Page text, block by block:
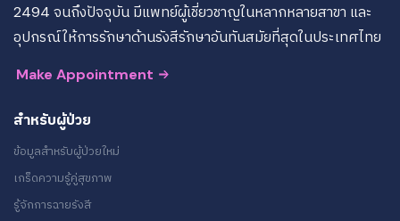
2494 จนถึงปัจจุบัน มีแพทย์ผู้เชี่ยวชาญในหลากหลายสาขา และ
อุปกรณ์ให้การรักษาด้านรังสีรักษาอันทันสมัยที่สุดในประเทศไทย
Make Appointment
สำหรับผู้ป่วย
ข้อมูลสำหรับผู้ป่วยใหม่
เกร็ดความรู้คู่สุขภาพ
รู้จักการฉายรังสี